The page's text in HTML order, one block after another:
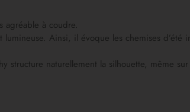
agréable à coudre.
Ainsi, il évoque les chemises d’été
structure naturellement la silhouette, même